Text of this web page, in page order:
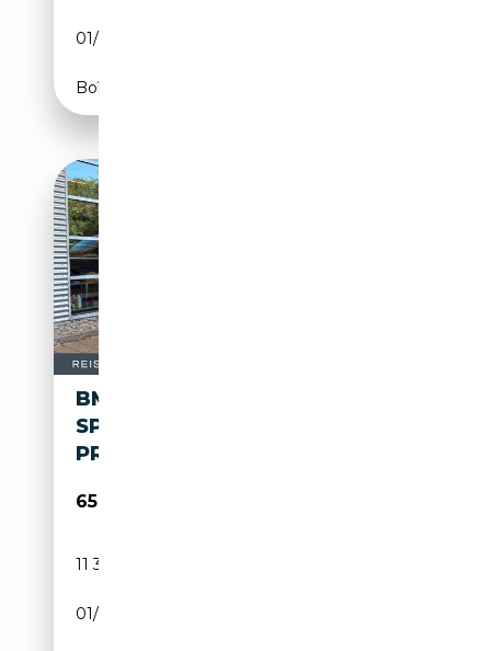
01/2022
Boîte automatique
BMW X3 M50 XDRIVE A M-
SPORT
PRO,PANO,AHK,SITZBELÜ
65 449€
11 363 km
01/2026